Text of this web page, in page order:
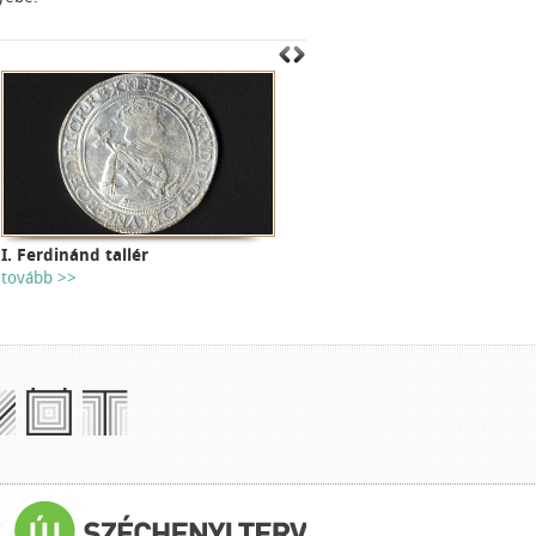
I. Ferdinánd tallér
tovább >>